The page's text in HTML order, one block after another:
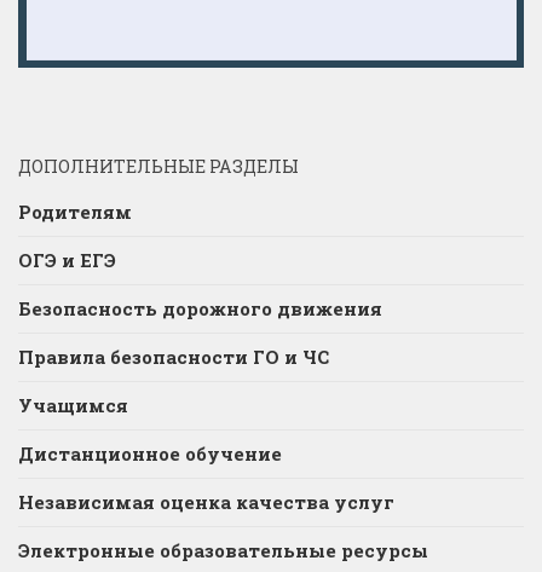
ДОПОЛНИТЕЛЬНЫЕ РАЗДЕЛЫ
Родителям
ОГЭ и ЕГЭ
Безопасность дорожного движения
Правила безопасности ГО и ЧС
Учащимся
Дистанционное обучение
Независимая оценка качества услуг
Электронные образовательные ресурсы